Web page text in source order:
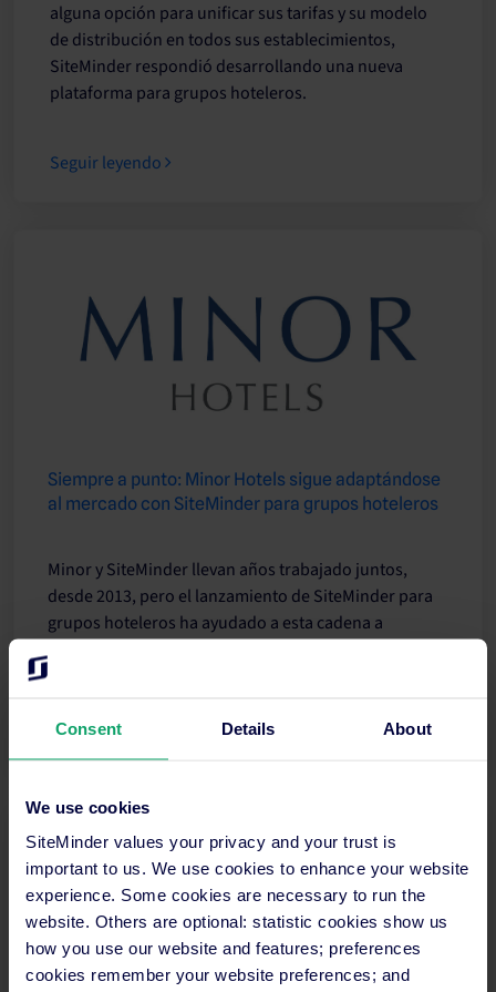
Consent Details About
We use cookies
SiteMinder values your privacy and your trust is
important to us. We use cookies to enhance your website
experience. Some cookies are necessary to run the
website. Others are optional: statistic cookies show us
how you use our website and features; preferences
cookies remember your website preferences; and
alguna opción para unificar sus tarifas y su modelo
de distribución en todos sus establecimientos,
SiteMinder respondió desarrollando una nueva
plataforma para grupos hoteleros.
Seguir leyendo
Siempre a punto: Minor Hotels sigue adaptándose
al mercado con SiteMinder para grupos hoteleros
Minor y SiteMinder llevan años trabajado juntos,
desde 2013, pero el lanzamiento de SiteMinder para
grupos hoteleros ha ayudado a esta cadena a
Seguir leyendo